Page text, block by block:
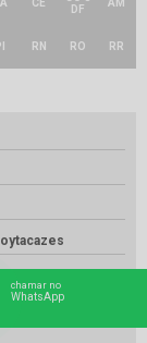
CE
DF
AM
RN RO RR
chamar no
WhatsApp